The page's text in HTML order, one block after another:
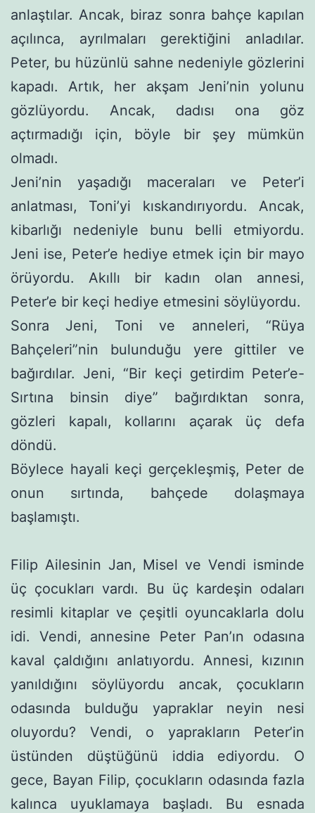
anlaştılar. Ancak, biraz sonra bahçe kapılan
açılınca, ayrılmaları gerektiğini anladılar.
Peter, bu hüzünlü sahne nede­niyle gözlerini
kapadı. Artık, her akşam Jeni’nin yolunu
gözlüyordu. Ancak, dadısı ona göz
açtırmadığı için, böyle bir şey mümkün
olmadı.
Jeni’nin yaşadığı maceraları ve Peter’i
anlatması, Toni’yi kıs­kandırıyordu. Ancak,
kibarlığı nedeniyle bunu belli etmiyordu.
Jeni ise, Peter’e hediye etmek için bir mayo
örüyordu. Akıllı bir kadın olan annesi,
Peter’e bir keçi hediye etmesini söylüyordu.
Sonra Jeni, Toni ve anneleri, “Rüya
Bahçeleri”nin bulunduğu yere gittiler ve
bağırdılar. Jeni, “Bir keçi getirdim Peter’e-
Sırtına binsin diye” bağırdıktan sonra,
gözleri kapalı, kollarını açarak üç defa
döndü.
Böylece hayali keçi gerçekleşmiş, Peter de
onun sırtında, bahçede dolaşmaya
başlamıştı.
Filip Ailesinin Jan, Misel ve Vendi isminde
üç çocukları vardı. Bu üç kardeşin odaları
resimli kitaplar ve çeşitli oyuncaklarla dolu
idi. Vendi, annesine Peter Pan’ın odasına
kaval çaldığını anlatıyordu. Annesi, kızının
yanıldığını söylüyordu ancak, çocukların
odasında bulduğu yapraklar neyin nesi
oluyordu? Vendi, o yaprakların Peter’in
üstünden düştüğünü iddia ediyordu. O
gece, Bayan Filip, çocukların odasında fazla
kalınca uyuklamaya başladı. Bu esnada